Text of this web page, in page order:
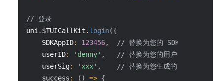
// 登录
uni. $TUICallKit . login({
SDKAppID: 123456,
// 替换为您的 SDKAppID
userID: 'denny' ,
// 替换为您的用户 ID
userSig: 'xxx' ,
// 替换为您生成的 userSig
success : ( ) => {